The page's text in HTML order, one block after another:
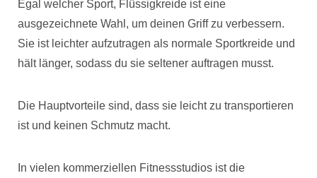
Egal welcher Sport, Flüssigkreide ist eine
ausgezeichnete Wahl, um deinen Griff zu verbessern.
Sie ist leichter aufzutragen als normale Sportkreide und
hält länger, sodass du sie seltener auftragen musst.
Die Hauptvorteile sind, dass sie leicht zu transportieren
ist und keinen Schmutz macht.
In vielen kommerziellen Fitnessstudios ist die